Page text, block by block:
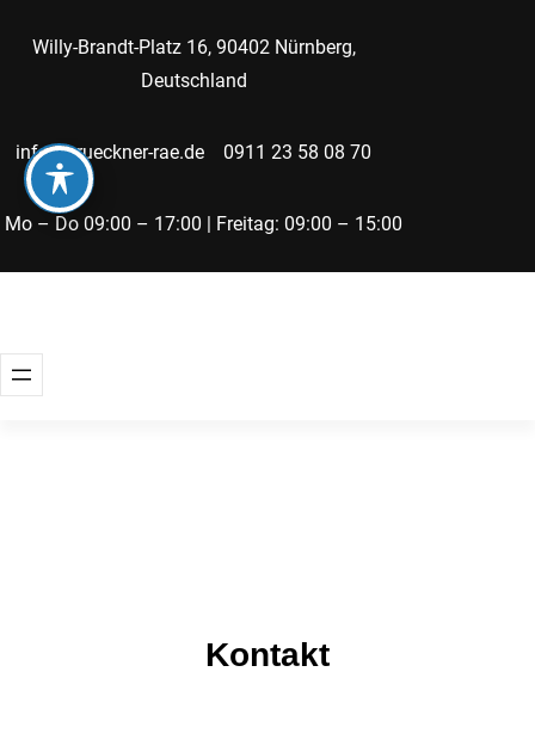
InhaltWilly-Brandt-Platz 16, 90402 Nürnberg,
Deutschland
info@brueckner-rae.de 0911 23 58 08 70
Mo – Do 09:00 – 17:00 | Freitag: 09:00 – 15:00
Kontakt